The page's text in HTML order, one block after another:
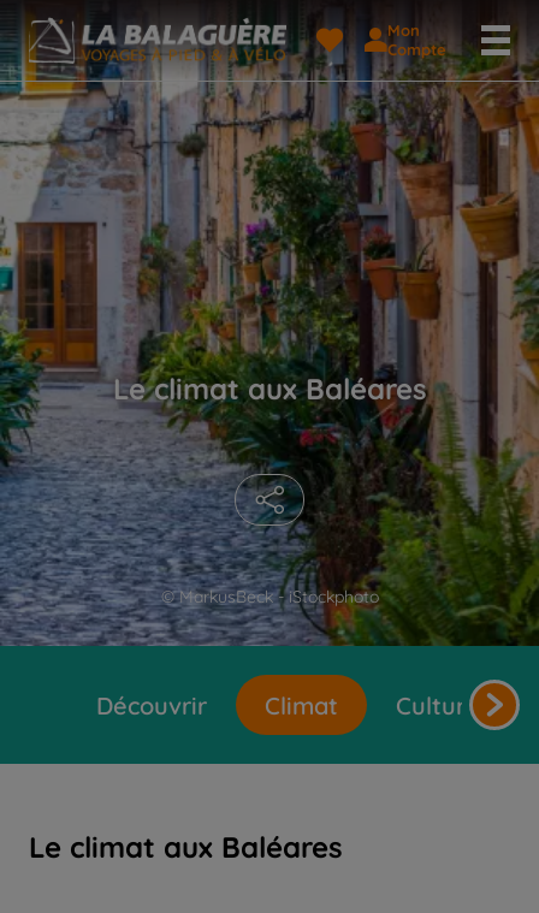
Mon
Compte
© MarkusBeck - iStockphoto
Le climat aux Baléares
Découvrir Climat Cultures et
Le climat aux Baléares